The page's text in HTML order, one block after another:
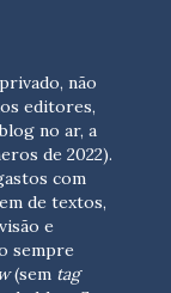
não
editores,
no ar, a
de 2022).
com
de textos,
e
sempre
(sem tag